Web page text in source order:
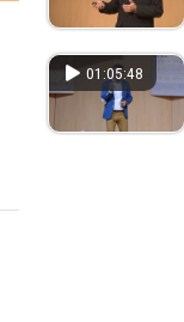
01:05:48